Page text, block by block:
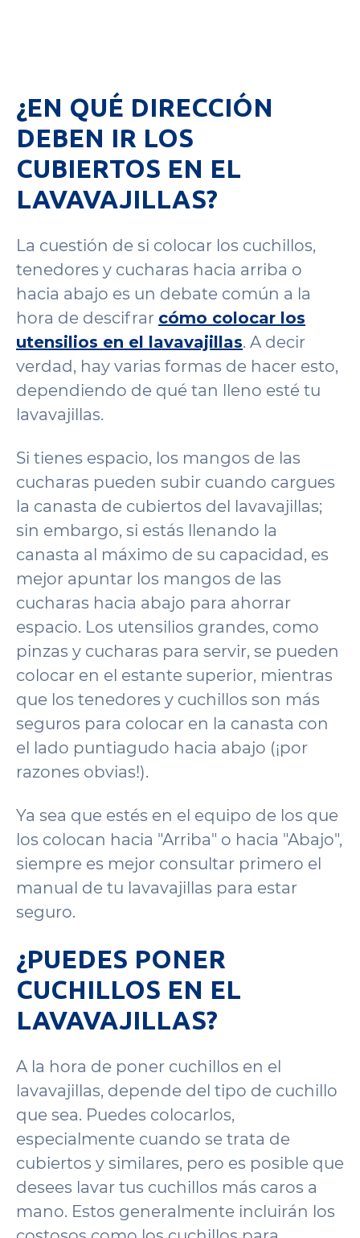
¿EN QUÉ DIRECCIÓN
DEBEN IR LOS
CUBIERTOS EN EL
LAVAVAJILLAS?
La cuestión de si colocar los cuchillos,
tenedores y cucharas hacia arriba o
hacia abajo es un debate común a la
hora de descifrar cómo colocar los
utensilios en el lavavajillas. A decir
verdad, hay varias formas de hacer esto,
dependiendo de qué tan lleno esté tu
lavavajillas.
Si tienes espacio, los mangos de las
cucharas pueden subir cuando cargues
la canasta de cubiertos del lavavajillas;
sin embargo, si estás llenando la
canasta al máximo de su capacidad, es
mejor apuntar los mangos de las
cucharas hacia abajo para ahorrar
espacio. Los utensilios grandes, como
pinzas y cucharas para servir, se pueden
colocar en el estante superior, mientras
que los tenedores y cuchillos son más
seguros para colocar en la canasta con
el lado puntiagudo hacia abajo (¡por
razones obvias!).
Ya sea que estés en el equipo de los que
los colocan hacia "Arriba" o hacia "Abajo",
siempre es mejor consultar primero el
manual de tu lavavajillas para estar
seguro.
¿PUEDES PONER
CUCHILLOS EN EL
LAVAVAJILLAS?
A la hora de poner cuchillos en el
lavavajillas, depende del tipo de cuchillo
que sea. Puedes colocarlos,
especialmente cuando se trata de
cubiertos y similares, pero es posible que
desees lavar tus cuchillos más caros a
mano. Estos generalmente incluirán los